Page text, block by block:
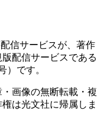
信サービスが、著作
配信サービスである
）です。
画像の無断転載・複
は光文社に帰属しま